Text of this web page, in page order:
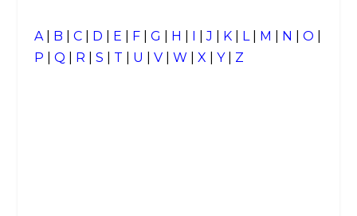
A| B C| D E F| G H I |J K| L| M N O
P
Q R S T U V| W X Y| Z